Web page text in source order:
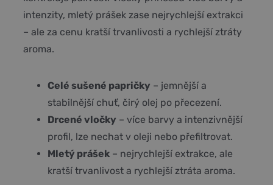
intenzity, mletý prášek zase nejrychlejší extrakci
– ale za cenu kratší trvanlivosti a rychlejší ztráty
aroma.
Celé sušené papričky – jemnější a
stabilnější chuť, čirý olej po přecezení.
Drcené vločky – více barvy a intenzivnější
profil, lze nechat v oleji nebo přefiltrovat.
Mletý prášek– nejrychlejší extrakce, ale
kratší trvanlivost a rychlejší ztráta aroma.